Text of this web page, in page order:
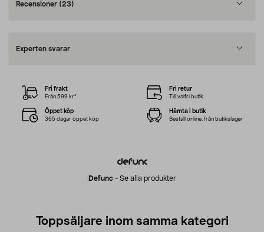
Recensioner (23)
Experten svarar
Defunc- Se alla produkter
Fri frakt
Från 599 kr*
Fri retur
Till valfri butik
Öppet köp
365 dagar öppet köp
Hämta i butik
Beställ online, från butikslager
Toppsäljare inom samma kategori